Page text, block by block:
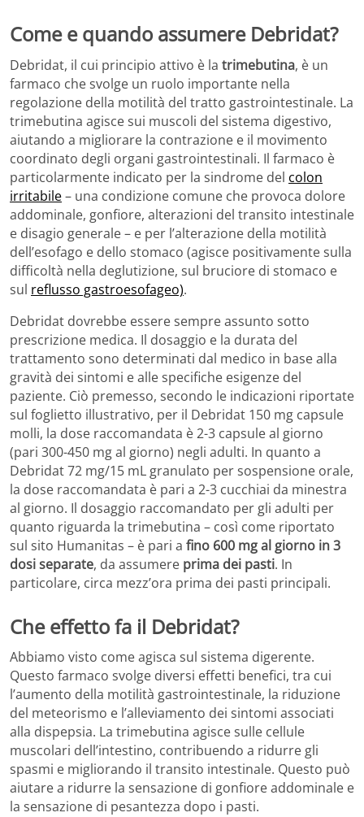
Come e quando assumere Debridat?
Debridat, il cui principio attivo è la trimebutina, è un
farmaco che svolge un ruolo importante nella
regolazione della motilità del tratto gastrointestinale. La
trimebutina agisce sui muscoli del sistema digestivo,
aiutando a migliorare la contrazione e il movimento
coordinato degli organi gastrointestinali. Il farmaco è
particolarmente indicato per la sindrome del colon
irritabile– una condizione comune che provoca dolore
addominale, gonfiore, alterazioni del transito intestinale
e disagio generale – e per l’alterazione della motilità
dell’esofago e dello stomaco (agisce positivamente sulla
difficoltà nella deglutizione, sul bruciore di stomaco e
sul reflusso gastroesofageo).
Debridat dovrebbe essere sempre assunto sotto
prescrizione medica. Il dosaggio e la durata del
trattamento sono determinati dal medico in base alla
gravità dei sintomi e alle specifiche esigenze del
paziente. Ciò premesso, secondo le indicazioni riportate
sul foglietto illustrativo, per il Debridat 150 mg capsule
molli, la dose raccomandata è 2-3 capsule al giorno
(pari 300-450 mg al giorno) negli adulti. In quanto a
Debridat 72 mg/15 mL granulato per sospensione orale,
la dose raccomandata è pari a 2-3 cucchiai da minestra
al giorno. Il dosaggio raccomandato per gli adulti per
quanto riguarda la trimebutina – così come riportato
sul sito Humanitas – è pari a fino 600 mg al giorno in 3
dosi separate, da assumere prima dei pasti. In
particolare, circa mezz’ora prima dei pasti principali.
Che effetto fa il Debridat?
Abbiamo visto come agisca sul sistema digerente.
Questo farmaco svolge diversi effetti benefici, tra cui
l’aumento della motilità gastrointestinale, la riduzione
del meteorismo e l’alleviamento dei sintomi associati
alla dispepsia. La trimebutina agisce sulle cellule
muscolari dell’intestino, contribuendo a ridurre gli
spasmi e migliorando il transito intestinale. Questo può
aiutare a ridurre la sensazione di gonfiore addominale e
la sensazione di pesantezza dopo i pasti.